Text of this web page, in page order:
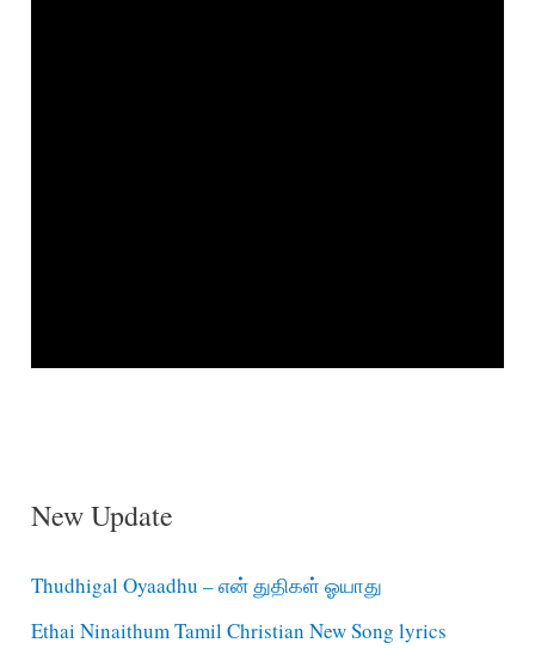
New Update
Thudhigal Oyaadhu – என் துதிகள் ஓயாது
Ethai Ninaithum Tamil Christian New Song lyrics